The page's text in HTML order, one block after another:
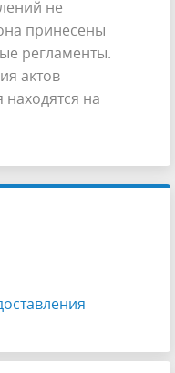
не
принесены
регламенты.
актов
на